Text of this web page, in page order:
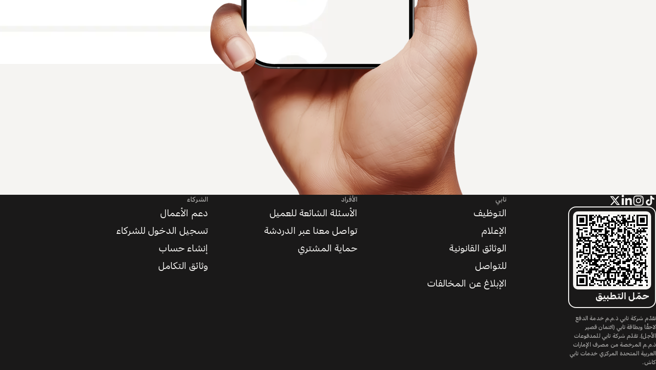
حمّل التطبيق
تقدّم شركة تابي ذ.م.م خدمة الدفع
لاحقًا وبطاقة تابي (ائتمان قصير
الأجل). تقدّم شركة تابي للمدفوعات
ذ.م.م المرخصة من مصرف الإمارات
العربية المتحدة المركزي خدمات تابي
كاش.
تابي
التوظيف
الإعلام
الوثائق القانونية
للتواصل
الإبلاغ عن المخالفات
الأفراد
الأسئلة الشائعة للعميل
تواصل معنا عبر الدردشة
حماية المشتري
الشركاء
دعم الأعمال
تسجيل الدخول للشركاء
إنشاء حساب
وثائق التكامل